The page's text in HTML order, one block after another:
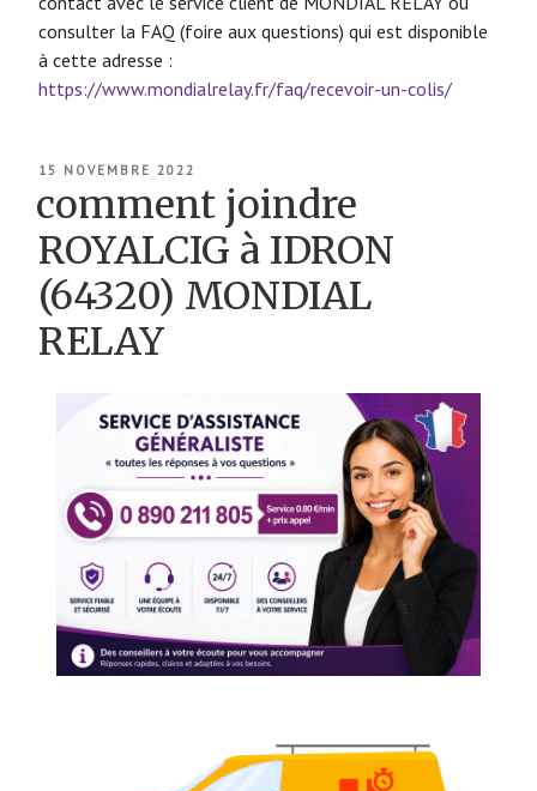
consulter la FAQ (foire aux questions) qui est disponible
à cette adresse :
https://www.mondialrelay.fr/faq/recevoir-un-colis/
PUBLIÉ
15 NOVEMBRE 2022
comment joindre
ROYALCIG à IDRON
(64320) MONDIAL
RELAY